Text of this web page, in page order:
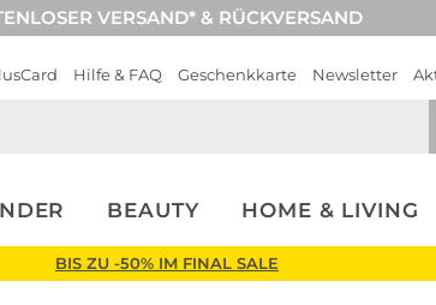
VERSAND* & RÜCKVERSAND
Hilfe & FAQ Geschenkkarte Newsletter
BEAUTY HOME & LIVING
BIS ZU -50% IM FINAL SALE